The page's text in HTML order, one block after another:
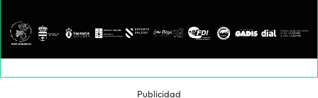
Publicidad